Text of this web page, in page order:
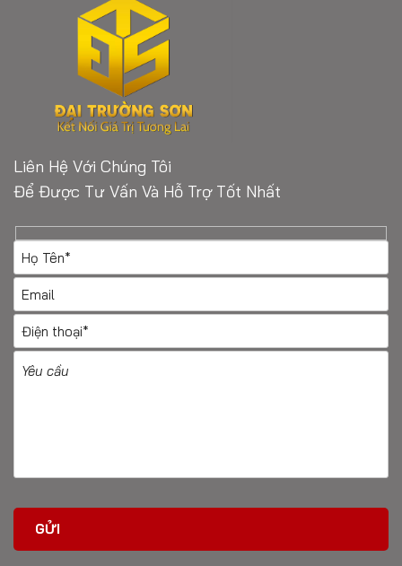
Liên Hệ Với Chúng Tôi
Để Được Tư Vấn Và Hỗ Trợ Tốt Nhất